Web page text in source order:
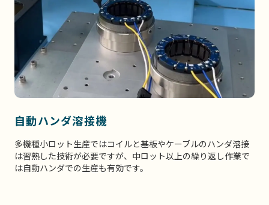
自動ハンダ溶接機
多機種小ロット生産ではコイルと基板やケーブルのハンダ溶接
は習熟した技術が必要ですが、中ロット以上の繰り返し作業で
は自動ハンダでの生産も有効です。